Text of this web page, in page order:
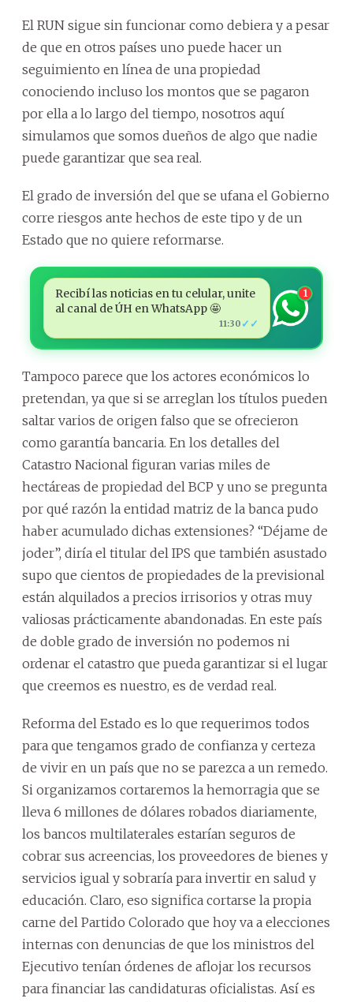
El RUN sigue sin funcionar como debiera y a pesar
de que en otros países uno puede hacer un
seguimiento en línea de una propiedad
conociendo incluso los montos que se pagaron
por ella a lo largo del tiempo, nosotros aquí
simulamos que somos dueños de algo que nadie
puede garantizar que sea real.
El grado de inversión del que se ufana el Gobierno
corre riesgos ante hechos de este tipo y de un
Estado que no quiere reformarse.
Recibí las noticias en tu celular, unite
al canal de ÚH en WhatsApp 🤩
11:30 ✓✓
1
Tampoco parece que los actores económicos lo
pretendan, ya que si se arreglan los títulos pueden
saltar varios de origen falso que se ofrecieron
como garantía bancaria. En los detalles del
Catastro Nacional figuran varias miles de
hectáreas de propiedad del BCP y uno se pregunta
por qué razón la entidad matriz de la banca pudo
haber acumulado dichas extensiones? “Déjame de
joder”, diría el titular del IPS que también asustado
supo que cientos de propiedades de la previsional
están alquilados a precios irrisorios y otras muy
valiosas prácticamente abandonadas. En este país
de doble grado de inversión no podemos ni
ordenar el catastro que pueda garantizar si el lugar
que creemos es nuestro, es de verdad real.
Reforma del Estado es lo que requerimos todos
para que tengamos grado de confianza y certeza
de vivir en un país que no se parezca a un remedo.
Si organizamos cortaremos la hemorragia que se
lleva 6 millones de dólares robados diariamente,
los bancos multilaterales estarían seguros de
cobrar sus acreencias, los proveedores de bienes y
servicios igual y sobraría para invertir en salud y
educación. Claro, eso significa cortarse la propia
carne del Partido Colorado que hoy va a elecciones
internas con denuncias de que los ministros del
Ejecutivo tenían órdenes de aflojar los recursos
para financiar las candidaturas oficialistas. Así es